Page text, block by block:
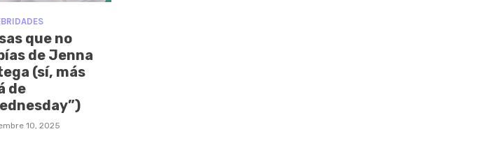
que no
de Jenna
(sí, más
de
10, 2025